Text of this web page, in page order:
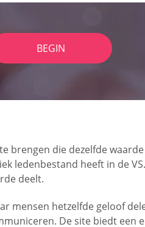
BEGIN
brengen die dezelfde
ledenbestand heeft in de
deelt.
mensen hetzelfde geloof
De site biedt een